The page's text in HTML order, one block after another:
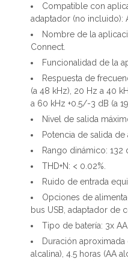
Compatible con
adaptador (no incluido):
Nombre de la
Connect.
Funcionalidad de la
Respuesta de
(a 48 kHz), 20 Hz a 40
a 60 kHz +0.5/-3 dB (a
Nivel de salida
Potencia de salida de
Rango dinámico: 132
THD+N: < 0.02%.
Ruido de entrada
Opciones de
bus USB, adaptador de
Tipo de batería: 3x AA.
Duración aproximada
alcalina), 4.5 horas (AA